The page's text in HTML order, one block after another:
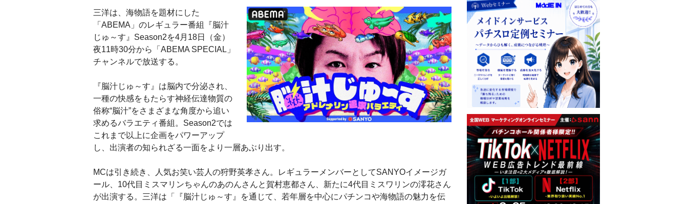
三洋は、海物語を題材にした
「ABEMA」のレギュラー番組『脳汁
じゅ～す』Season2を4月18日（金）
夜11時30分から「ABEMA SPECIAL」
チャンネルで放送する。
『脳汁じゅ～す』は脳内で分泌され、
一種の快感をもたらす神経伝達物質の
俗称“脳汁”をさまざまな角度から追い
求めるバラエティ番組。Season2では
これまで以上に企画をパワーアップ
し、出演者の知られざる一面をより一層あぶり出す。
MCは引き続き、人気お笑い芸人の狩野英孝さん。レギュラーメンバーとしてSANYOイメージガ
ール、10代目ミスマリンちゃんのあのんさんと賀村恵都さん、新たに4代目ミスワリンの澪花さん
が出演する。三洋は「『脳汁じゅ～す』を通じて、若年層を中心にパチンコや海物語の魅力を伝